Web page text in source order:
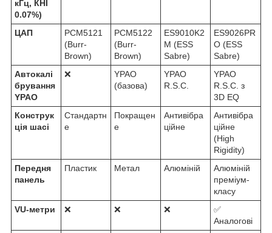
кГц, КНІ
0.07%)
ЦАП
PCM5121
(Burr-
Brown)
PCM5122
(Burr-
Brown)
ES9010K2
M (ESS
Sabre)
ES9026PR
O (ESS
Sabre)
Автокалі
брування
YPAO
❌
YPAO
(базова)
YPAO
R.S.C.
YPAO
R.S.C. з
3D EQ
Конструк
ція шасі
Стандартн
е
Покращен
е
Антивібра
ційне
Антивібра
ційне
(High
Rigidity)
Передня
панель
Пластик Метал Алюміній
Алюміній
преміум-
класу
VU-метри
❌ ❌ ❌
✅
Аналогові